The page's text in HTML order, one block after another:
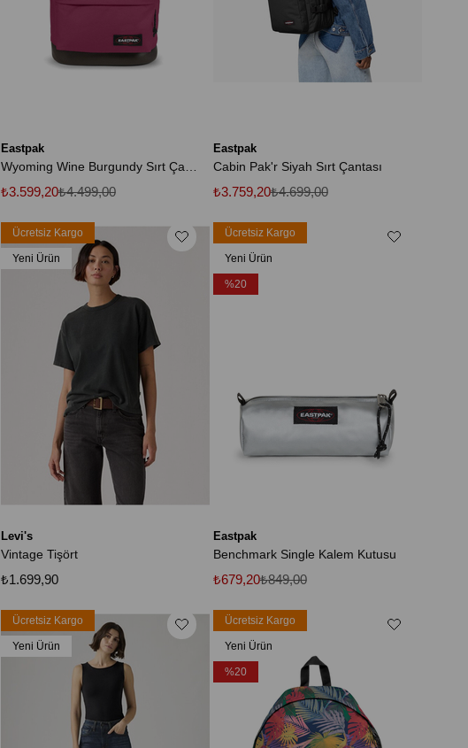
Eastpak
₺3.599,20₺4.499,00
Eastpak
Cabin Pak'r Siyah Sırt Çantası
₺3.759,20₺4.699,00
Levi's
Vintage Tişört
₺1.699,90
Ücretsiz Kargo
Yeni Ürün
Eastpak
Benchmark Single Kalem Kutusu
₺679,20₺849,00
Ücretsiz Kargo
Yeni Ürün
%20
Ücretsiz Kargo
Yeni Ürün
Ücretsiz Kargo
Yeni Ürün
%20